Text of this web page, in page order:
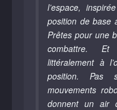
l’espace,
position de base
Prêtes pour une
combattre.
littéralement à
position. Pas
mouvements
donnent un air